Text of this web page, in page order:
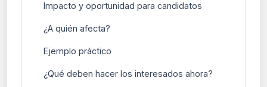
Impacto y oportunidad para candidatos
¿A quién afecta?
Ejemplo práctico
¿Qué deben hacer los interesados ahora?